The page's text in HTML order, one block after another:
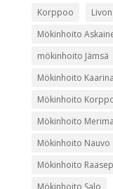
Korppoo
Mökinhoito
mökinhoito Jämsä
Mökinhoito Kaarina
Mökinhoito
Mökinhoito
Mökinhoito Nauvo
Mökinhoito
Mökinhoito Salo